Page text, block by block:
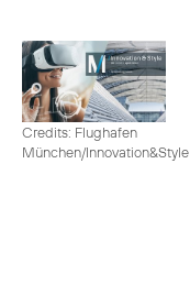
Credits: Flughafen
München/Innovation&Style